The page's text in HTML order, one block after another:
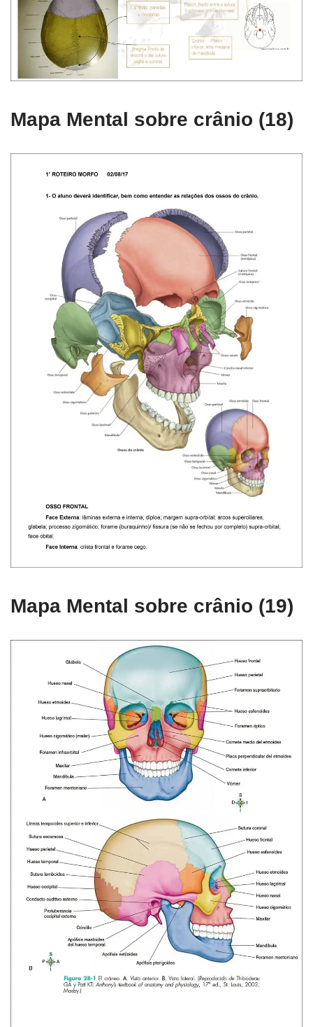
Mapa Mental sobre crânio (18)
Mapa Mental sobre crânio (19)